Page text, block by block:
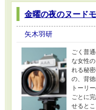
金曜の夜のヌード
矢木羽研
ごく普
な女性
れる秘
の、背
トーリ
ごとに
せると